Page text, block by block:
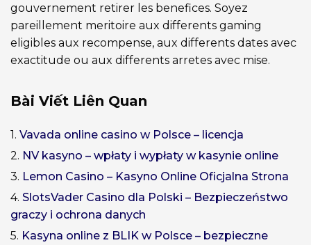
gouvernement retirer les benefices. Soyez
pareillement meritoire aux differents gaming
eligibles aux recompense, aux differents dates avec
exactitude ou aux differents arretes avec mise.
Bài Viết Liên Quan
1. Vavada online casino w Polsce – licencja
2. NV kasyno – wpłaty i wypłaty w kasynie online
3. Lemon Casino – Kasyno Online Oficjalna Strona
4. SlotsVader Casino dla Polski – Bezpieczeństwo
graczy i ochrona danych
5. Kasyna online z BLIK w Polsce – bezpieczne